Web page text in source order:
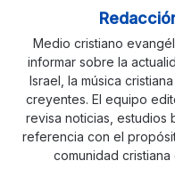
Medio cristiano
informar sobre la
Israel, la música
creyentes. El equipo
revisa noticias, estudios
referencia con el
comunidad